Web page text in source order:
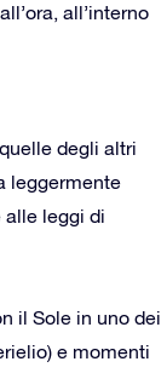
all’interno
degli altri
leggermente
alle leggi di
il Sole in uno dei
e momenti